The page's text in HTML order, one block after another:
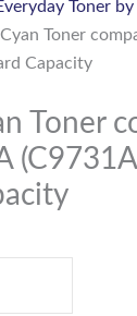
Toner by
Toner
Capacity
Toner